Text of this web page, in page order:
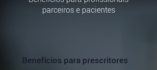
parceiros e pacientes
Benefícios para prescritores